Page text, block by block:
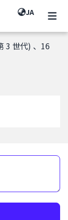
JA
3 世代) 、16